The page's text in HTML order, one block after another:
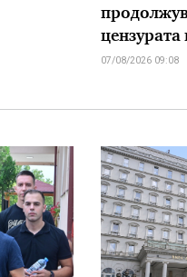
07/08/2026 09:08